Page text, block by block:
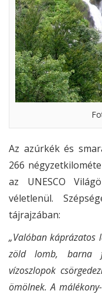
Az azúrkék és
266
az UNESCO
véletlenül.
tájrajzában:
„Valóban káprázatos
zöld lomb, barna
vízoszlopok
ömölnek. A